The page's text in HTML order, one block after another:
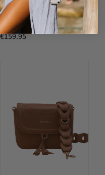
Kascha-C
MITPOINTBAG BLACK
€159.95